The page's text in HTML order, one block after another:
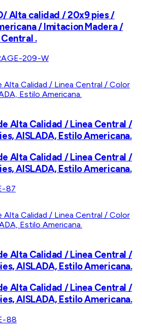
Alta calidad / 20x9 pies /
/ Imitacion Madera /
.
209-W
Alta Calidad / Linea Central /
AISLADA, Estilo Americana.
Alta Calidad / Linea Central /
AISLADA, Estilo Americana.
87
Alta Calidad / Linea Central /
AISLADA, Estilo Americana.
Alta Calidad / Linea Central /
AISLADA, Estilo Americana.
88